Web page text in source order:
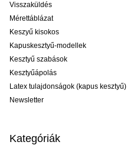
Visszaküldés
Mérettáblázat
Keszyű kisokos
Kapuskesztyű-modellek
Kesztyű szabások
Kesztyűápolás
Latex tulajdonságok (kapus kesztyű)
Newsletter
Kategóriák